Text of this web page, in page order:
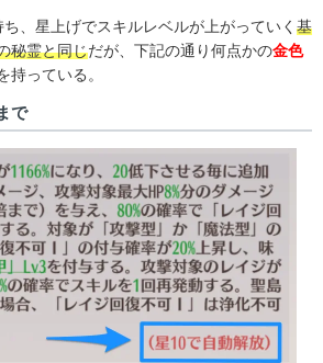
、星上げでスキルレベルが上がっていく 基
秘霊と同じだが、下記の通り何点かの金色
持っている。
で